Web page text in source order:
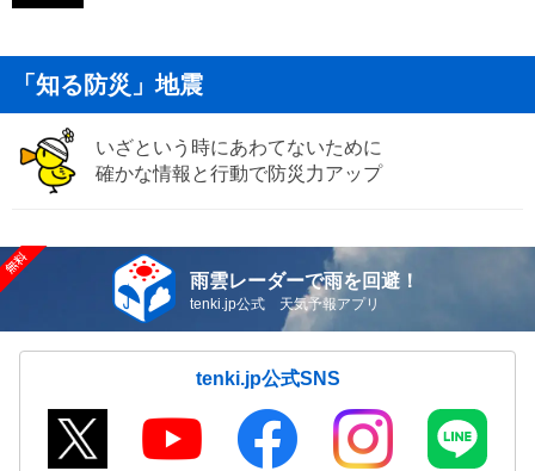
「知る防災」地震
いざという時にあわてないために
確かな情報と行動で防災力アップ
雨雲レーダーで雨を回避！
tenki.jp公式 天気予報アプリ
tenki.jp公式SNS